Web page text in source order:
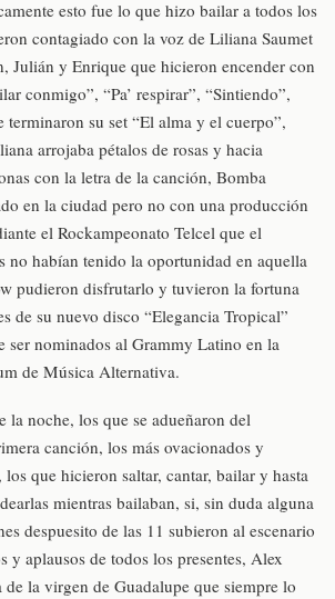
esto fue lo que hizo bailar a todos los
contagiado con la voz de Liliana Saumet
Julián y Enrique que hicieron encender con
conmigo”, “Pa’ respirar”, “Sintiendo”,
terminaron su set “El alma y el cuerpo”,
arrojaba pétalos de rosas y hacia
con la letra de la canción, Bomba
en la ciudad pero no con una producción
el Rockampeonato Telcel que el
no habían tenido la oportunidad en aquella
pudieron disfrutarlo y tuvieron la fortuna
de su nuevo disco “Elegancia Tropical”
ser nominados al Grammy Latino en la
de Música Alternativa.
la noche, los que se adueñaron del
canción, los más ovacionados y
que hicieron saltar, cantar, bailar y hasta
mientras bailaban, si, sin duda alguna
despuesito de las 11 subieron al escenario
y aplausos de todos los presentes, Alex
la virgen de Guadalupe que siempre lo